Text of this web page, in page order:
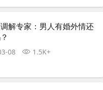
解专家：男人有婚外情还
08 1.5K+